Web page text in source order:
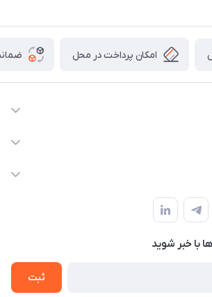
امکان پرداخت در محل
با‌ خبر شوید
ثبت